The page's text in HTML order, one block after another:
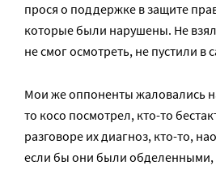
прося о поддержке в защите
которые были нарушены. Не
не смог осмотреть, не пустили в
Мои же оппоненты жаловались
то косо посмотрел, кто-то
разговоре их диагноз, кто-то,
если бы они были